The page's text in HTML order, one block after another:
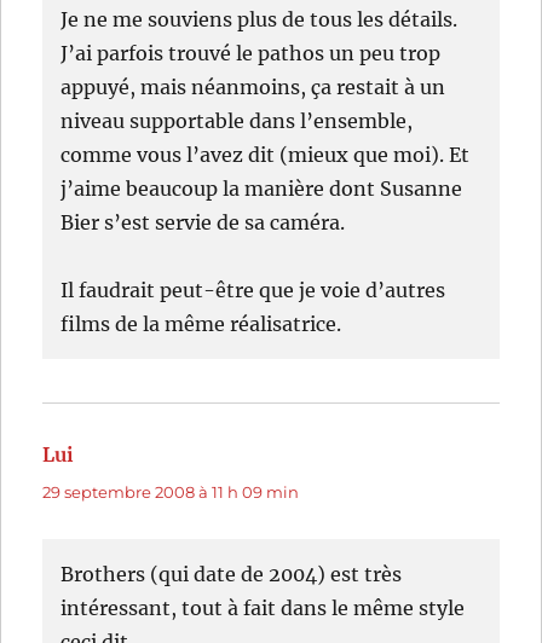
Je ne me souviens plus de tous les détails.
J’ai parfois trouvé le pathos un peu trop
appuyé, mais néanmoins, ça restait à un
niveau supportable dans l’ensemble,
comme vous l’avez dit (mieux que moi). Et
j’aime beaucoup la manière dont Susanne
Bier s’est servie de sa caméra.
Il faudrait peut-être que je voie d’autres
films de la même réalisatrice.
Lui
29 septembre 2008 à 11 h 09 min
Brothers (qui date de 2004) est très
intéressant, tout à fait dans le même style